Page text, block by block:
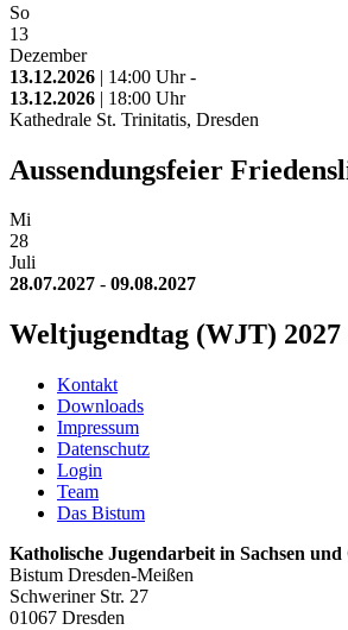
So
13
Dezember
13.12.2026 | 14:00 Uhr -
13.12.2026 | 18:00 Uhr
Kathedrale St. Trinitatis, Dresden
Aussendungsfeier
Mi
28
Juli
28.07.2027 - 09.08.2027
Weltjugendtag (WJT) 2027
Kontakt
Downloads
Impressum
Datenschutz
Login
Team
Das Bistum
Katholische Jugendarbeit in Sachsen
Bistum Dresden-Meißen
Schweriner Str. 27
01067 Dresden